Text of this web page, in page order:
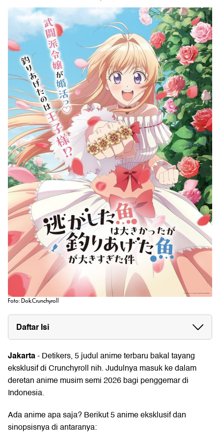
Foto: Dok.Crunchyroll
Daftar Isi
Jakarta- Detikers, 5 judul anime terbaru bakal tayang
eksklusif diCrunchyroll nih. Judulnya masuk ke dalam
deretan anime musim semi 2026 bagi penggemar di
Indonesia.
Ada anime apa saja? Berikut 5 anime eksklusif dan
sinopsisnya di antaranya: